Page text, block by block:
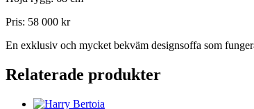
Pris: 58 000 kr
En exklusiv och mycket bekväm designsoffa som
Relaterade produkter